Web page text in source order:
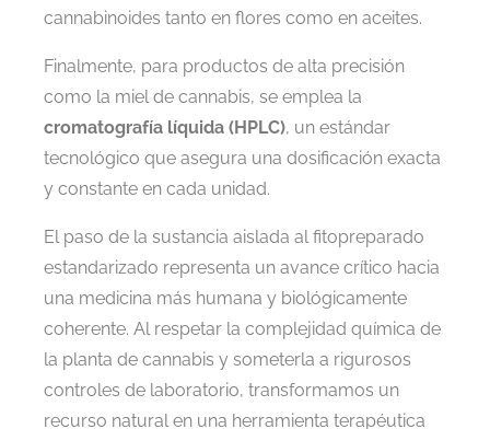
cannabinoides tanto en flores como en aceites.
Finalmente, para productos de alta precisión
como la miel de cannabis, se emplea la
cromatografía líquida (HPLC), un estándar
tecnológico que asegura una dosificación exacta
y constante en cada unidad.
El paso de la sustancia aislada al fitopreparado
estandarizado representa un avance crítico hacia
una medicina más humana y biológicamente
coherente. Al respetar la complejidad química de
la planta de cannabis y someterla a rigurosos
controles de laboratorio, transformamos un
recurso natural en una herramienta terapéutica